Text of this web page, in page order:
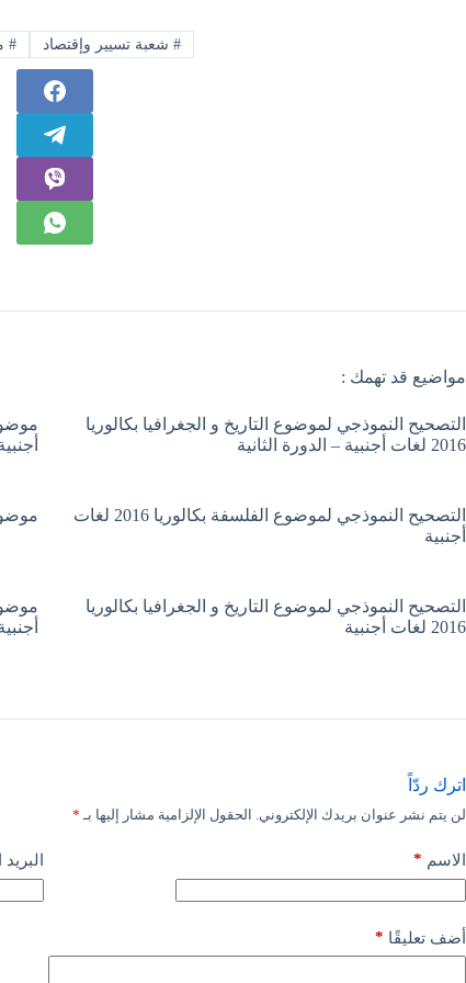
# شعبة تسيير وإقتصاد #
مواضيع قد تهمك :
التصحيح النموذجي لموضوع التاريخ و الجغرافيا بكالوريا
2016 لغات أجنبية – الدورة الثانية
التصحيح النموذجي لموضوع الفلسفة بكالوريا 2016 لغات
أجنبية
موضوع
التصحيح النموذجي لموضوع التاريخ و الجغرافيا بكالوريا
2016 لغات أجنبية
اترك ردّاً
لن يتم نشر عنوان بريدك الإلكتروني. الحقول الإلزامية مشار إليها بـ *
الاسم *
أضف تعليقًا *